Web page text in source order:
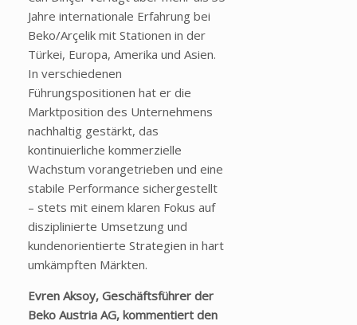
Jahre internationale Erfahrung bei
Beko/Arçelik mit Stationen in der
Türkei, Europa, Amerika und Asien.
In verschiedenen
Führungspositionen hat er die
Marktposition des Unternehmens
nachhaltig gestärkt, das
kontinuierliche kommerzielle
Wachstum vorangetrieben und eine
stabile Performance sichergestellt
– stets mit einem klaren Fokus auf
disziplinierte Umsetzung und
kundenorientierte Strategien in hart
umkämpften Märkten.
Evren Aksoy, Geschäftsführer der
Beko Austria AG, kommentiert den